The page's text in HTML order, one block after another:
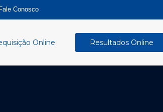
Fale Conosco
Online Resultados Online